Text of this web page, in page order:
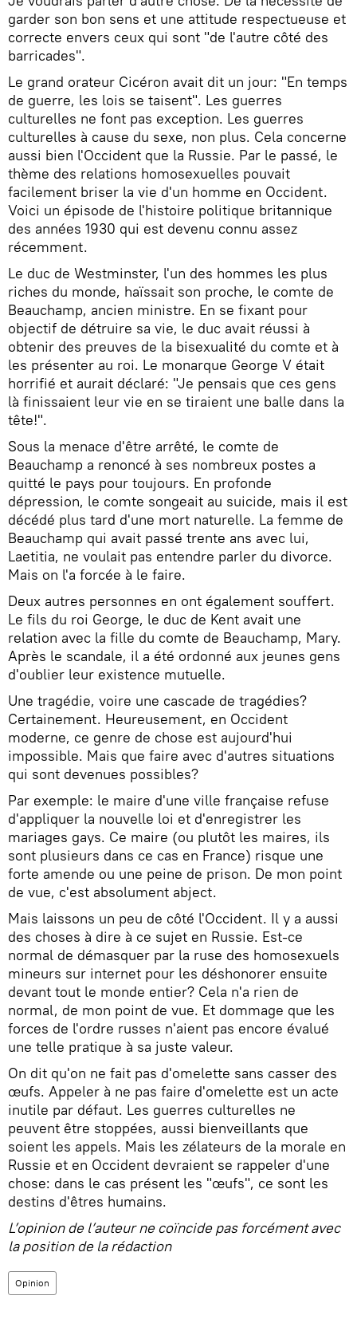
garder son bon sens et une attitude respectueuse et
correcte envers ceux qui sont "de l'autre côté des
barricades".
Le grand orateur Cicéron avait dit un jour: "En temps
de guerre, les lois se taisent". Les guerres
culturelles ne font pas exception. Les guerres
culturelles à cause du sexe, non plus. Cela concerne
aussi bien l'Occident que la Russie. Par le passé, le
thème des relations homosexuelles pouvait
facilement briser la vie d'un homme en Occident.
Voici un épisode de l'histoire politique britannique
des années 1930 qui est devenu connu assez
récemment.
Le duc de Westminster, l'un des hommes les plus
riches du monde, haïssait son proche, le comte de
Beauchamp, ancien ministre. En se fixant pour
objectif de détruire sa vie, le duc avait réussi à
obtenir des preuves de la bisexualité du comte et à
les présenter au roi. Le monarque George V était
horrifié et aurait déclaré: "Je pensais que ces gens
là finissaient leur vie en se tiraient une balle dans la
tête!".
Sous la menace d'être arrêté, le comte de
Beauchamp a renoncé à ses nombreux postes a
quitté le pays pour toujours. En profonde
dépression, le comte songeait au suicide, mais il est
décédé plus tard d'une mort naturelle. La femme de
Beauchamp qui avait passé trente ans avec lui,
Laetitia, ne voulait pas entendre parler du divorce.
Mais on l'a forcée à le faire.
Deux autres personnes en ont également souffert.
Le fils du roi George, le duc de Kent avait une
relation avec la fille du comte de Beauchamp, Mary.
Après le scandale, il a été ordonné aux jeunes gens
d'oublier leur existence mutuelle.
Une tragédie, voire une cascade de tragédies?
Certainement. Heureusement, en Occident
moderne, ce genre de chose est aujourd'hui
impossible. Mais que faire avec d'autres situations
qui sont devenues possibles?
Par exemple: le maire d'une ville française refuse
d'appliquer la nouvelle loi et d'enregistrer les
mariages gays. Ce maire (ou plutôt les maires, ils
sont plusieurs dans ce cas en France) risque une
forte amende ou une peine de prison. De mon point
de vue, c'est absolument abject.
Mais laissons un peu de côté l'Occident. Il y a aussi
des choses à dire à ce sujet en Russie. Est-ce
normal de démasquer par la ruse des homosexuels
mineurs sur internet pour les déshonorer ensuite
devant tout le monde entier? Cela n'a rien de
normal, de mon point de vue. Et dommage que les
forces de l'ordre russes n'aient pas encore évalué
une telle pratique à sa juste valeur.
On dit qu'on ne fait pas d'omelette sans casser des
œufs. Appeler à ne pas faire d'omelette est un acte
inutile par défaut. Les guerres culturelles ne
peuvent être stoppées, aussi bienveillants que
soient les appels. Mais les zélateurs de la morale en
Russie et en Occident devraient se rappeler d'une
chose: dans le cas présent les "œufs", ce sont les
destins d'êtres humains.
L’opinion de l’auteur ne coïncide pas forcément avec
la position de la rédaction
Opinion